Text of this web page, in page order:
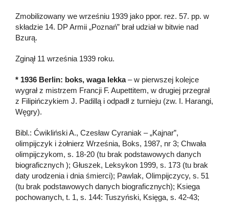
Zmobilizowany we wrześniu 1939 jako ppor. rez. 57. pp. w
składzie 14. DP Armii „Poznań” brał udział w bitwie nad
Bzurą.
Zginął 11 września 1939 roku.
* 1936 Berlin: boks, waga lekka– w pierwszej kolejce
wygrał z mistrzem Francji F. Aupettitem, w drugiej przegrał
z Filipińczykiem J. Padillą i odpadł z turnieju (zw. I. Harangi,
Węgry).
Bibl.: Ćwikliński A., Czesław Cyraniak – „Kajnar”,
olimpijczyk i żołnierz Września, Boks, 1987, nr 3; Chwała
olimpijczykom, s. 18-20 (tu brak podstawowych danych
biograficznych ); Głuszek, Leksykon 1999, s. 173 (tu brak
daty urodzenia i dnia śmierci); Pawlak, Olimpijczycy, s. 51
(tu brak podstawowych danych biograficznych); Ksiega
pochowanych, t. 1, s. 144: Tuszyński, Księga, s. 42-43;